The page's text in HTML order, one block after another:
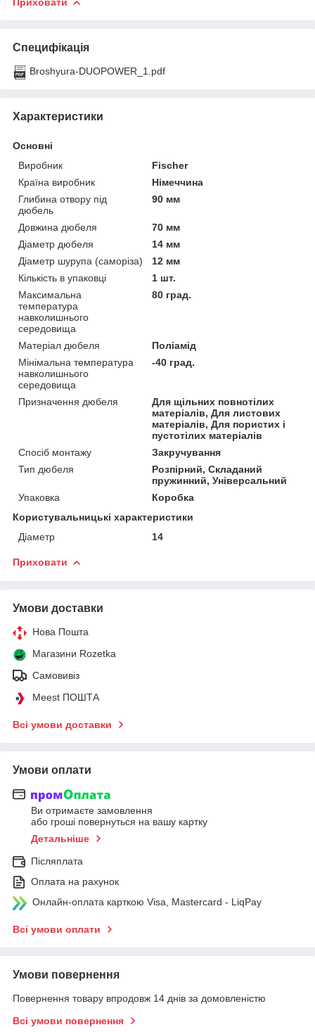
Специфікація
Broshyura-DUOPOWER_1.pdf
Характеристики
Основні
Виробник
Fischer
Країна виробник
Німеччина
Глибина отвору під
дюбель
90 мм
Довжина дюбеля
70 мм
Діаметр дюбеля
14 мм
Діаметр шурупа (саморіза)
12 мм
Кількість в упаковці
1 шт.
Максимальна
температура
навколишнього
середовища
80 град.
Матеріал дюбеля
Поліамід
Мінімальна температура
навколишнього
середовища
-40 град.
Призначення дюбеля
Для щільних повнотілих
матеріалів, Для листових
матеріалів, Для пористих і
пустотілих матеріалів
Спосіб монтажу
Закручування
Тип дюбеля
Розпірний, Складаний
пружинний, Універсальний
Упаковка
Коробка
Користувальницькі характеристики
Діаметр
14
Приховати
Умови доставки
Нова Пошта
Магазини Rozetka
Самовивіз
Meest ПОШТА
Всі умови доставки
Умови оплати
Ви отримаєте замовлення
або гроші повернуться на вашу картку
Детальніше
Післяплата
Оплата на рахунок
Онлайн-оплата карткою Visa, Mastercard - LiqPay
Всі умови оплати
Умови повернення
Повернення товару впродовж 14 днів за домовленістю
Всі умови повернення